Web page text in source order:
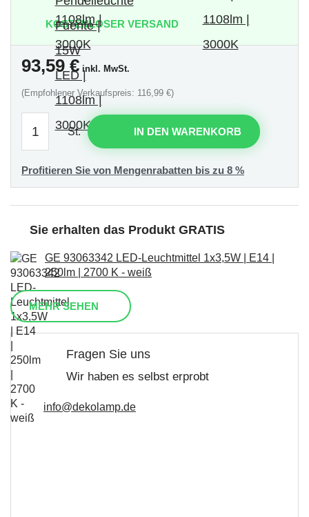
KOSTENLOSER VERSAND
93,59€ inkl. MwSt.
(Empfohlener Verkaufspreis: 116,99 €)
St. IN DEN WARENKORB
Profitieren Sie von Mengenrabatten bis zu 8 %
Sie erhalten das Produkt GRATIS
GE 93063342 LED-Leuchtmittel 1x3,5W | E14 |
250lm | 2700 K - weiß
MEHR SEHEN
Fragen Sie uns
Wir haben es selbst erprobt
info@dekolamp.de